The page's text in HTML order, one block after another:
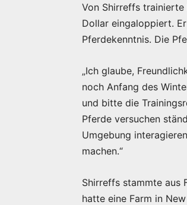
Von Shirreffs trainierte
Dollar eingaloppiert.
Pferdekenntnis. Die
„Ich glaube,
noch Anfang des
und bitte die
Pferde versuchen
Umgebung
machen.“
Shirreffs stammte aus
hatte eine Farm in